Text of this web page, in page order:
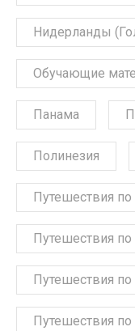
Нидерланды
Обучающие
Панама
Полинезия
Путешествия по
Путешествия по
Путешествия
Путешествия